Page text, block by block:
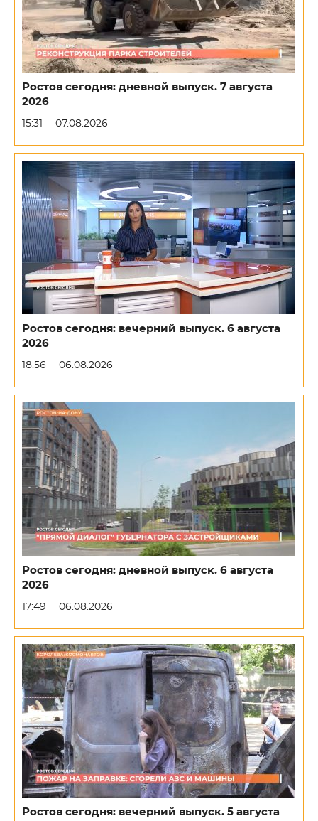
Ростов сегодня: дневной выпуск. 7 августа
2026
15:31 07.08.2026
Ростов сегодня: вечерний выпуск. 6 августа
2026
18:56 06.08.2026
Ростов сегодня: дневной выпуск. 6 августа
2026
17:49 06.08.2026
Ростов сегодня: вечерний выпуск. 5 августа